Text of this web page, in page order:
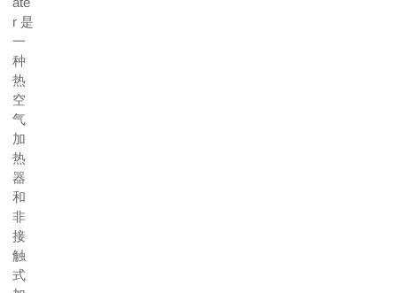
r 是
一
种
热
空
气
加
热
器
和
非
接
触
式